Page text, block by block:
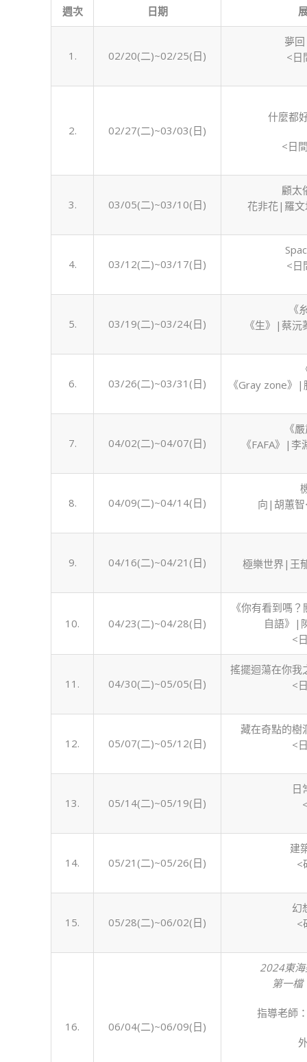
號-
藝
中
中
週次 日期
1. 02/20(二)~02/25(日)
夢
<日
2. 02/27(二)~03/03(日)
什麼都
<日
3. 03/05(二)~03/10(日)
顧太
花非花|羅文
4. 03/12(二)~03/17(日)
<日
5. 03/19(二)~03/24(日)
《
《生》|蔡
6. 03/26(二)~03/31(日)
《Gray zone》
7. 04/02(二)~04/07(日)
《
《FAFA》|
8. 04/09(二)~04/14(日)
向|胡蕙智
9. 04/16(二)~04/21(日) 極樂世界|王
10. 04/23(二)~04/28(日)
《你有看到嗎
自語》|
<
11. 04/30(二)~05/05(日)
搖擺迴蕩在你
<
12. 05/07(二)~05/12(日)
藏在奇點的樹
<
13. 05/14(二)~05/19(日)
日
14. 05/21(二)~05/26(日)
建
<
15. 05/28(二)~06/02(日)
幻
<
16. 06/04(二)~06/09(日)
2024東
第一
指導老師